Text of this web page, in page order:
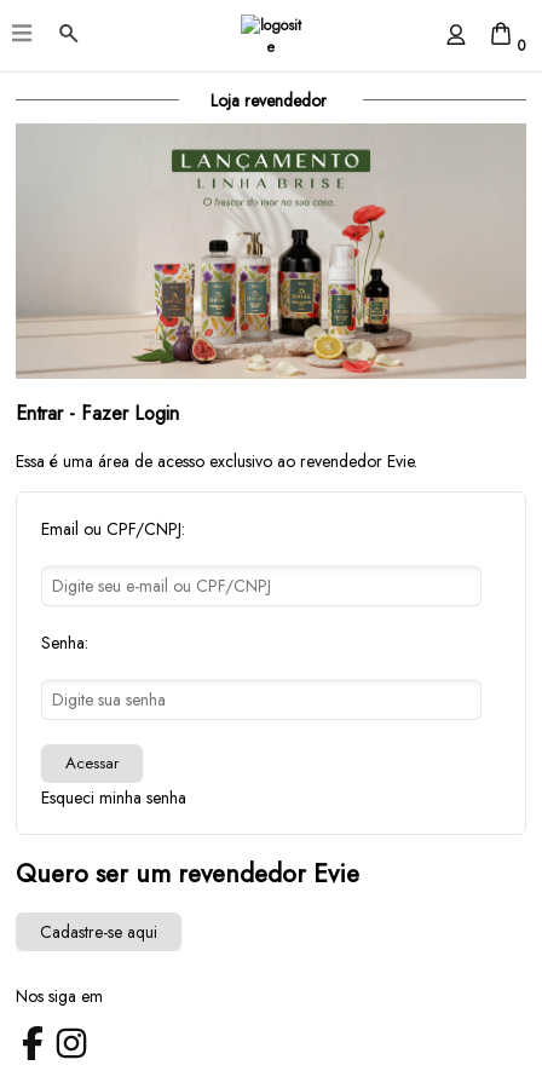
0
Loja revendedor
Entrar - Fazer Login
Essa é uma área de acesso exclusivo ao revendedor Evie.
Email ou CPF/CNPJ:
Senha:
Acessar
Esqueci minha senha
Quero ser um revendedor Evie
Cadastre-se aqui
Nos siga em